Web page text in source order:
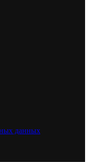
данных